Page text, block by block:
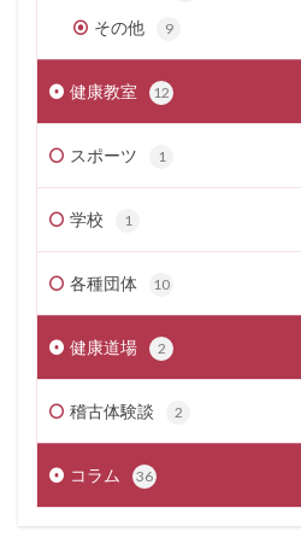
その他 9
健康教室 12
スポーツ 1
学校 1
各種団体 10
健康道場 2
稽古体験談 2
コラム 36